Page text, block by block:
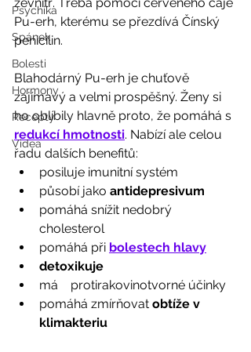
Psychika
Spánek
Bolesti
Hormony
Recepty
Videa
Pu-erh, kterému se přezdívá Čínský
penicilin.
Blahodárný Pu-erh je chuťově
zajímavý a velmi prospěšný. Ženy si
ho oblíbily hlavně proto, že pomáhá s
redukcí hmotnosti. Nabízí ale celou
řadu dalších benefitů:
posiluje imunitní systém
působí jako antidepresivum
pomáhá snížit nedobrý
cholesterol
pomáhá při bolestech hlavy
detoxikuje
má 	protirakovinotvorné účinky
pomáhá zmírňovat obtíže v
klimakteriu